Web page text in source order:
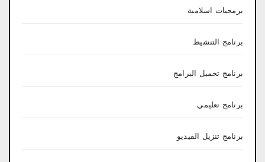
برمجيات اسلامية
برنامج التنشيط
برنامج تحميل البرامج
برنامج تعليمي
برنامج تنزيل الفيديو